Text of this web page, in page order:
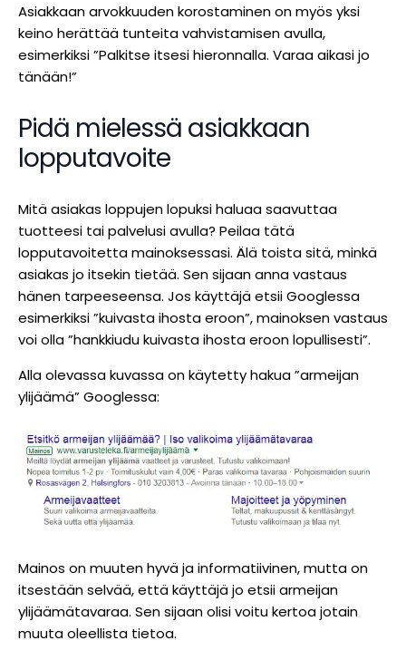
Asiakkaan arvokkuuden korostaminen on myös yksi
keino herättää tunteita vahvistamisen avulla,
esimerkiksi ”Palkitse itsesi hieronnalla. Varaa aikasi jo
tänään!”
Pidä mielessä asiakkaan
lopputavoite
Mitä asiakas loppujen lopuksi haluaa saavuttaa
tuotteesi tai palvelusi avulla? Peilaa tätä
lopputavoitetta mainoksessasi. Älä toista sitä, minkä
asiakas jo itsekin tietää. Sen sijaan anna vastaus
hänen tarpeeseensa. Jos käyttäjä etsii Googlessa
esimerkiksi ”kuivasta ihosta eroon”, mainoksen vastaus
voi olla ”hankkiudu kuivasta ihosta eroon lopullisesti”.
Alla olevassa kuvassa on käytetty hakua ”armeijan
ylijäämä” Googlessa:
Mainos on muuten hyvä ja informatiivinen, mutta on
itsestään selvää, että käyttäjä jo etsii armeijan
ylijäämätavaraa. Sen sijaan olisi voitu kertoa jotain
muuta oleellista tietoa.